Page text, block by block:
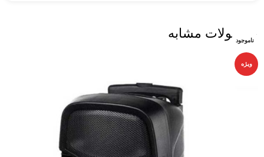
محصولات مشابه
ناموجود
ناموجود
ناموجود
ناموجود
ویژه
ناموجود
ناموجود